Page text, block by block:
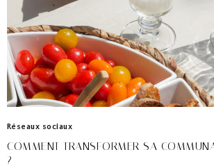
Réseaux sociaux
COMMENT TRANSFORMER SA
?